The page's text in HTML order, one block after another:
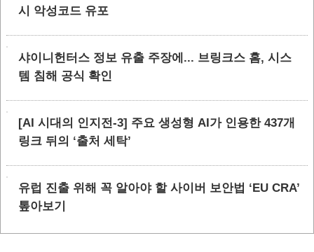
시 악성코드 유포
샤이니헌터스 정보 유출 주장에... 브링크스 홈, 시스
템 침해 공식 확인
[AI 시대의 인지전-3] 주요 생성형 AI가 인용한 437개
링크 뒤의 ‘출처 세탁’
유럽 진출 위해 꼭 알아야 할 사이버 보안법 ‘EU CRA’
톺아보기